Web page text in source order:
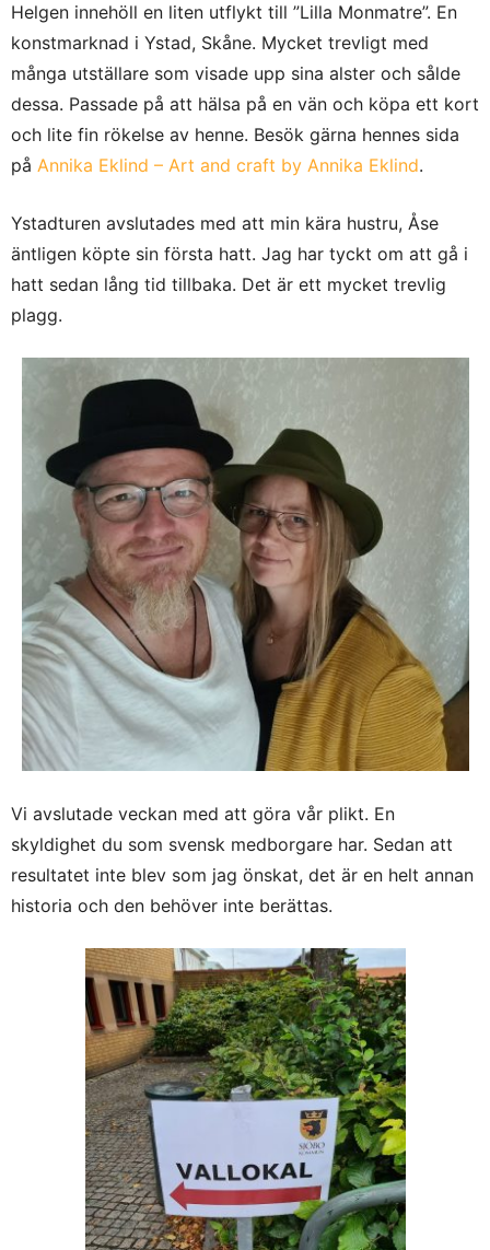
Helgen innehöll en liten utflykt till ”Lilla Monmatre”. En
konstmarknad i Ystad, Skåne. Mycket trevligt med
många utställare som visade upp sina alster och sålde
dessa. Passade på att hälsa på en vän och köpa ett kort
och lite fin rökelse av henne. Besök gärna hennes sida
på Annika Eklind – Art and craft by Annika Eklind.
Ystadturen avslutades med att min kära hustru, Åse
äntligen köpte sin första hatt. Jag har tyckt om att gå i
hatt sedan lång tid tillbaka. Det är ett mycket trevlig
plagg.
Vi avslutade veckan med att göra vår plikt. En
skyldighet du som svensk medborgare har. Sedan att
resultatet inte blev som jag önskat, det är en helt annan
historia och den behöver inte berättas.